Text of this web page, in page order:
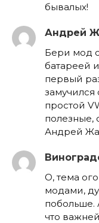
бывалых!
Андрей
Бери мод
батареей
первый
простой
полезные,
Андрей
О, тема
модами,
побольше.
что